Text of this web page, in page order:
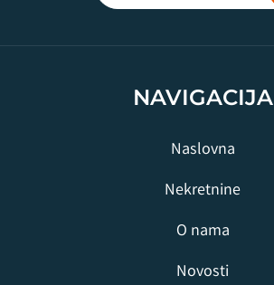
NAVIGACIJA
Naslovna
Nekretnine
O nama
Novosti